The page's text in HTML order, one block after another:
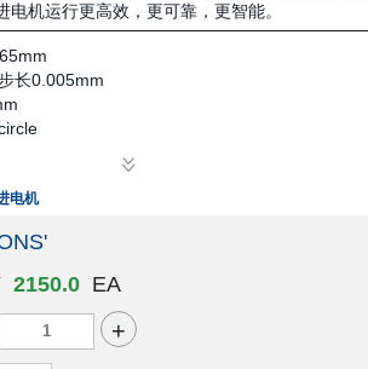
机运行更高效，更可靠，更智能。
长0.005mm
电机
2150.0 EA
+